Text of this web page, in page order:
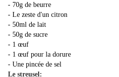
- 70g de beurre
- Le zeste d'un citron
- 50ml de lait
- 50g de sucre
- 1 œuf
- 1 œuf pour la dorure
- Une pincée de sel
Le streusel: